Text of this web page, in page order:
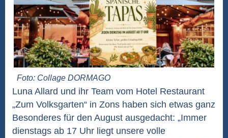
Foto: Collage DORMAGO
Luna Allard und ihr Team vom Hotel Restaurant
„Zum Volksgarten“ in Zons haben sich etwas ganz
Besonderes für den August ausgedacht: „Immer
dienstags ab 17 Uhr liegt unsere volle